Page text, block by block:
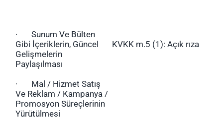
· Sunum Ve Bülten
Gibi İçeriklerin, Güncel
Gelişmelerin
Paylaşılması
· Mal / Hizmet Satış
Ve Reklam / Kampanya /
Promosyon Süreçlerinin
Yürütülmesi
KVKK m.5 (1): Açık rıza